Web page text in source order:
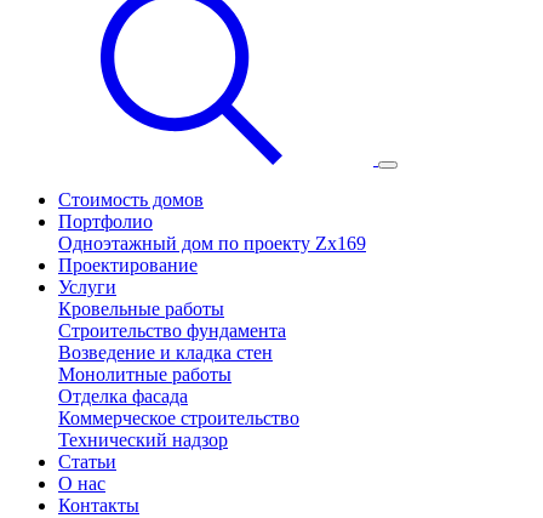
Стоимость домов
Портфолио
Одноэтажный дом по проекту Zx169
Проектирование
Услуги
Кровельные работы
Строительство фундамента
Возведение и кладка стен
Монолитные работы
Отделка фасада
Коммерческое строительство
Технический надзор
Статьи
О нас
Контакты